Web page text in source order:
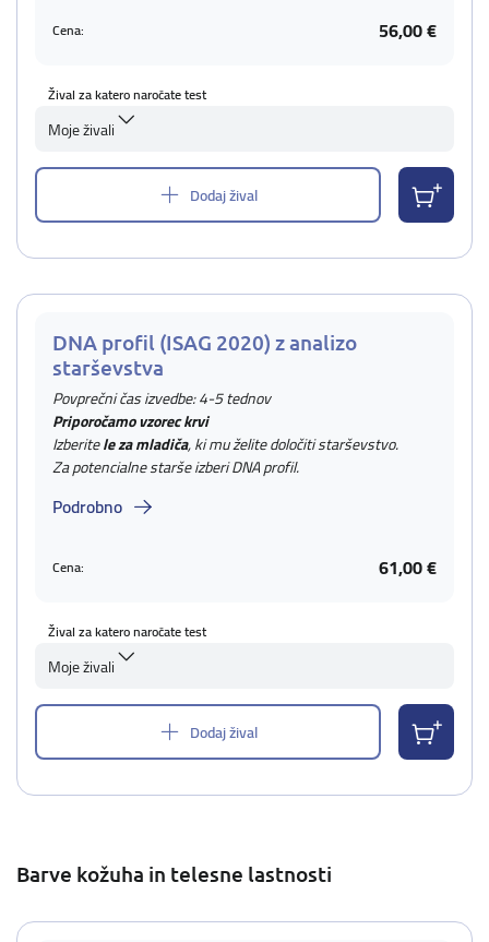
Cena: 56,00 €
Žival za katero naročate test
Moje živali
Dodaj žival
DNA profil (ISAG 2020) z analizo
starševstva
Povprečni čas izvedbe: 4-5 tednov
Priporočamo vzorec krvi
Izberitele za mladiča, ki mu želite določiti starševstvo.
Za potencialne starše izberi DNA profil.
Podrobno
Cena: 61,00 €
Žival za katero naročate test
Moje živali
Dodaj žival
Barve kožuha in telesne lastnosti